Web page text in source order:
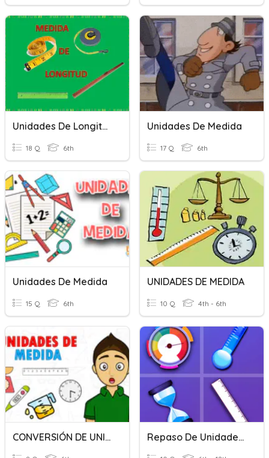
Unidades De Longitud.
18 Q 6th
Unidades De Medida
17 Q 6th
Unidades De Medida
15 Q 6th
UNIDADES DE MEDIDA
10 Q 4th - 6th
CONVERSIÓN DE UNIDADES Repaso De Unidades De Medidas